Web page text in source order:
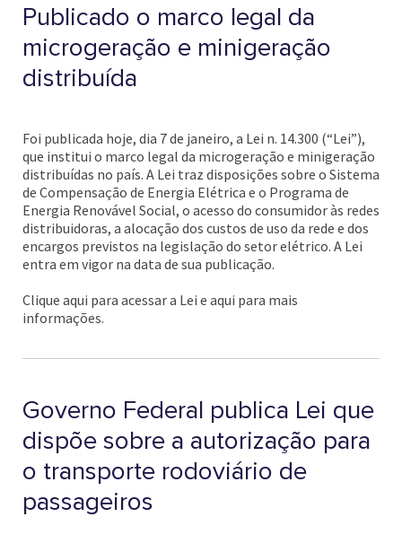
Publicado o marco legal da
microgeração e minigeração
distribuída
Foi publicada hoje, dia 7 de janeiro, a Lei n. 14.300 (“Lei”),
que institui o marco legal da microgeração e minigeração
distribuídas no país. A Lei traz disposições sobre o Sistema
de Compensação de Energia Elétrica e o Programa de
Energia Renovável Social, o acesso do consumidor às redes
distribuidoras, a alocação dos custos de uso da rede e dos
encargos previstos na legislação do setor elétrico. A Lei
entra em vigor na data de sua publicação.
Clique aqui para acessar a Lei e aqui para mais
informações.
Governo Federal publica Lei que
dispõe sobre a autorização para
o transporte rodoviário de
passageiros